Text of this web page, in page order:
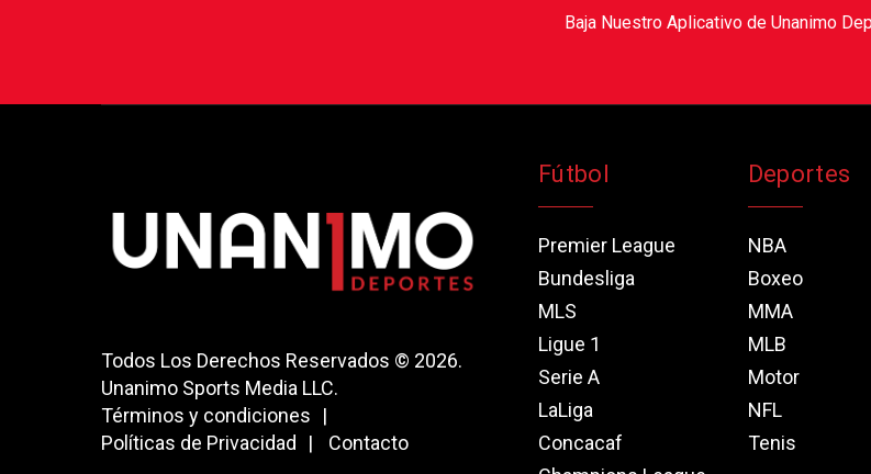
Baja Nuestro Aplicativo de Unanimo
Todos Los Derechos Reservados © 2026.
Unanimo Sports Media LLC.
Términos y condiciones
Políticas de Privacidad
Contacto
Fútbol
Premier League
Bundesliga
MLS
Ligue 1
Serie A
LaLiga
Concacaf
Deportes
NBA
Boxeo
MMA
MLB
Motor
NFL
Tenis